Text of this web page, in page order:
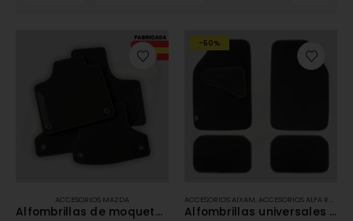
ACCESORIOS MAZDA
Alfombrillas de moqueta Mazda
-50%
ACCESORIOS AIXAM, ACCESORIOS ALFA ROMEO
Alfombrillas universales de moqueta – Carengine